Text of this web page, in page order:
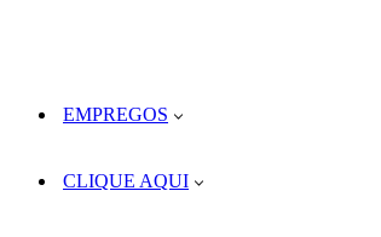
EMPREGOS
CLIQUE AQUI